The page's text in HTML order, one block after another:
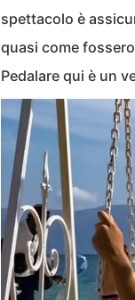
spettacolo è
quasi come
Pedalare qui è un